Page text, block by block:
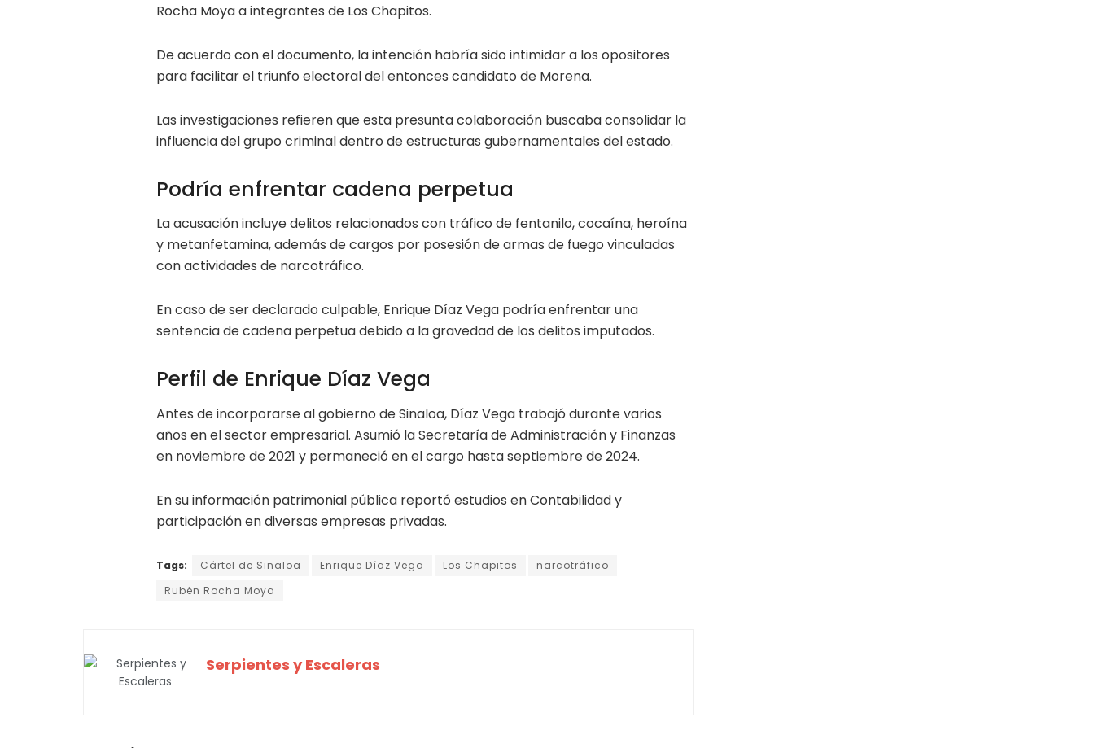
Rocha Moya a integrantes de Los Chapitos.
De acuerdo con el documento, la intención habría sido intimidar a los opositores
para facilitar el triunfo electoral del entonces candidato de Morena.
Las investigaciones refieren que esta presunta colaboración buscaba consolidar la
influencia del grupo criminal dentro de estructuras gubernamentales del estado.
Podría enfrentar cadena perpetua
La acusación incluye delitos relacionados con tráfico de fentanilo, cocaína, heroína
y metanfetamina, además de cargos por posesión de armas de fuego vinculadas
con actividades de narcotráfico.
En caso de ser declarado culpable, Enrique Díaz Vega podría enfrentar una
sentencia de cadena perpetua debido a la gravedad de los delitos imputados.
Perfil de Enrique Díaz Vega
Antes de incorporarse al gobierno de Sinaloa, Díaz Vega trabajó durante varios
años en el sector empresarial. Asumió la Secretaría de Administración y Finanzas
en noviembre de 2021 y permaneció en el cargo hasta septiembre de 2024.
En su información patrimonial pública reportó estudios en Contabilidad y
participación en diversas empresas privadas.
Tags: Cártel de Sinaloa Enrique Díaz Vega Los Chapitos
narcotráfico
Rubén Rocha Moya
Serpientes y Escaleras